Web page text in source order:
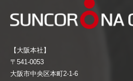
【大阪本社】
〒541-0053
大阪市中央区本町2-1-6